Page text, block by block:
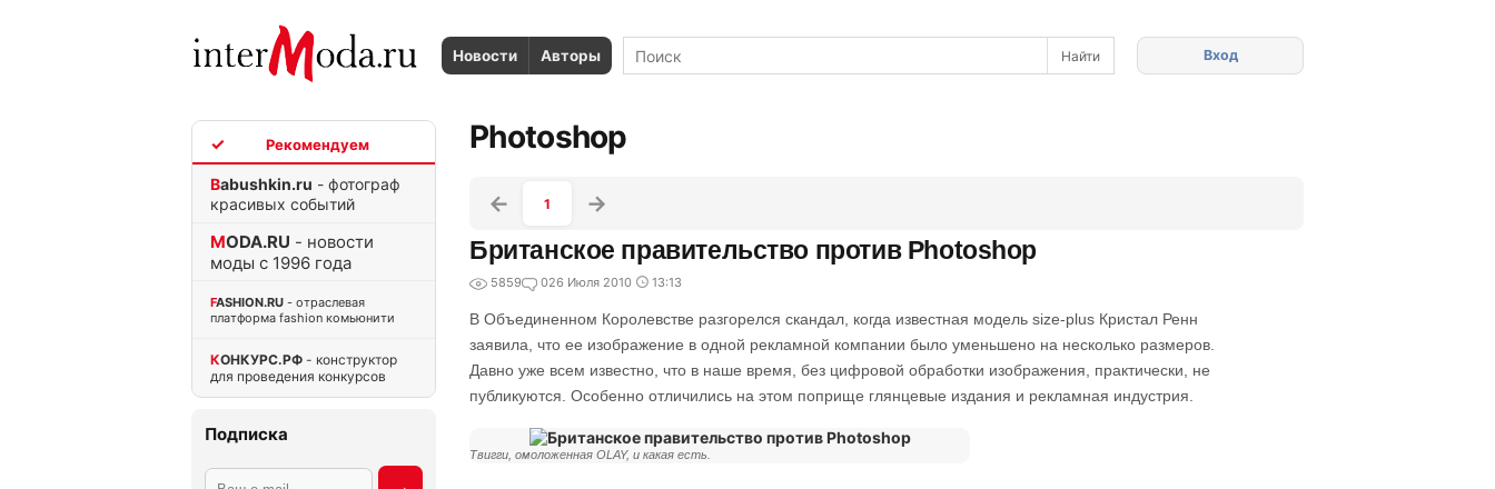
Новости Авторы Вход
Babushkin.ru - фотограф
красивых событий
MODA.RU - новости
моды с 1996 года
FASHION.RU - отраслевая
платформа fashion комьюнити
КОНКУРС.РФ - конструктор
для проведения конкурсов
Подписка
Photoshop
1
Британское правительство против Photoshop
5859 026 Июля 2010 13:13
В Объединенном Королевстве разгорелся скандал, когда известная модель size-plus Кристал Ренн
заявила, что ее изображение в одной рекламной компании было уменьшено на несколько размеров.
Давно уже всем известно, что в наше время, без цифровой обработки изображения, практически, не
публикуются. Особенно отличились на этом поприще глянцевые издания и рекламная индустрия.
Твигги, омоложенная OLAY, и какая есть.